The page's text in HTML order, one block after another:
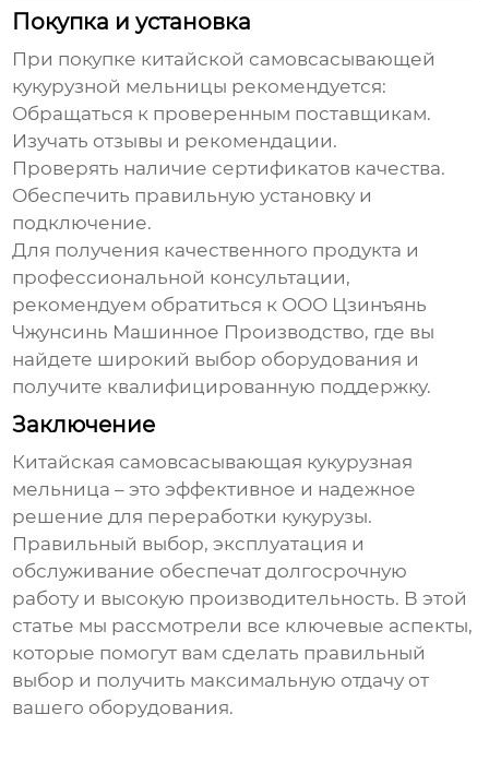
Покупка и установка
При покупке китайской самовсасывающей
кукурузной мельницы рекомендуется:
Обращаться к проверенным поставщикам.
Изучать отзывы и рекомендации.
Проверять наличие сертификатов качества.
Обеспечить правильную установку и
подключение.
Для получения качественного продукта и
профессиональной консультации,
рекомендуем обратиться к ООО Цзинъянь
Чжунсинь Машинное Производство, где вы
найдете широкий выбор оборудования и
получите квалифицированную поддержку.
Заключение
Китайская самовсасывающая кукурузная
мельница – это эффективное и надежное
решение для переработки кукурузы.
Правильный выбор, эксплуатация и
обслуживание обеспечат долгосрочную
работу и высокую производительность. В этой
статье мы рассмотрели все ключевые аспекты,
которые помогут вам сделать правильный
выбор и получить максимальную отдачу от
вашего оборудования.